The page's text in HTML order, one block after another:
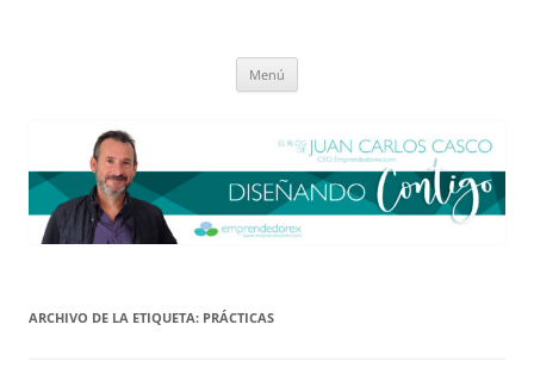
Menú
ARCHIVO DE LA ETIQUETA: PRÁCTICAS